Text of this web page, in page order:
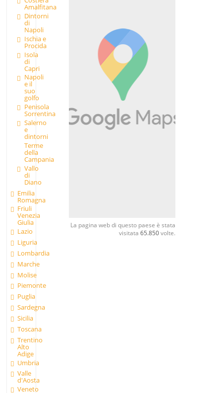
Amalfitana
Dintorni
di
Napoli
Ischia e
Procida
Isola
di
Capri
Napoli
e il
suo
golfo
Penisola
Sorrentina
Salerno
e
dintorni
Terme
della
Campania
Vallo
di
Diano
Emilia
Romagna
Friuli
Venezia
Giulia
Lazio
Liguria
Lombardia
Marche
Molise
Piemonte
Puglia
Sardegna
Sicilia
Toscana
Trentino
Alto
Adige
Umbria
Valle
d'Aosta
Veneto
La pagina web di questo paese è stata
visitata 65.850volte.